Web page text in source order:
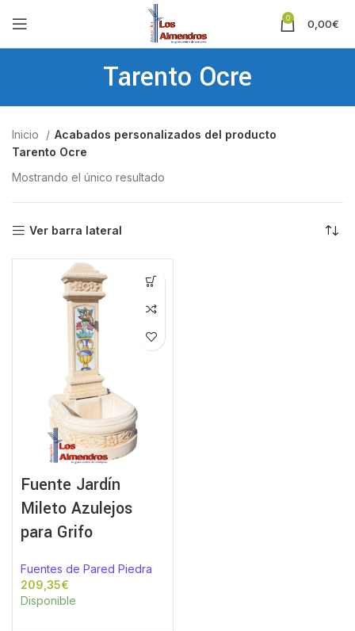
0 0,00€
Tarento Ocre
Inicio
Acabados personalizados del producto
Tarento Ocre
Mostrando el único resultado
Ver barra lateral
Fuente Jardín
Mileto Azulejos
para Grifo
Fuentes de Pared Piedra
€
Disponible